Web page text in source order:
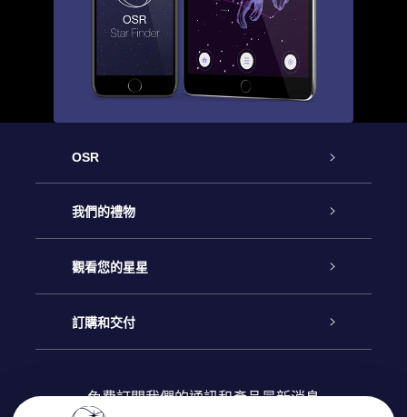
OSR
客戶服務
聯繫我們
博客
我們的禮物
Online Star禮物
OSR禮物包
觀看您的星星
星星注册
訂購和交付
免費訂閱我們的通訊和產品最新消息